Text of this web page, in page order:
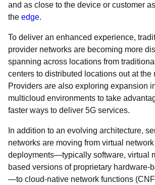
and as close to the device or customer
the edge.
To deliver an enhanced experience,
provider networks are becoming more
spanning across locations from
centers to distributed locations out at the
Providers are also exploring expansion
multicloud environments to take
faster ways to deliver 5G services.
In addition to an evolving architecture,
networks are moving from virtual
deployments—typically software, virtual
based versions of proprietary hardware-
—to cloud-native network functions